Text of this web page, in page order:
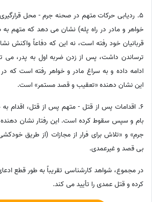
5. ردیابی حرکات متهم در صحنه جرم - محل
خواهر و مادر در راه پله) نشان می دهد که متهم به
قربانیان خود رفته است، نه این که دفاعاً واکنش
ترساندن داشت، پس از زدن ضربه اول به پدر، می
ادامه داده و به سراغ مادر و خواهر رفته است که در
این نشان دهنده «تعقیب و قصد مستمر» است.
6. اقدامات پس از قتل - متهم پس از قتل، اقدام
بام و سپس سقوط کرده است. این رفتار نشان
جرم» و «تلاش برای فرار از مجازات (از طریق
بی قصد و غیرعمدی.
در مجموع، شواهد کارشناسی تقریباً به طور قطع
کرده و قتل عمدی را تأیید می کند.